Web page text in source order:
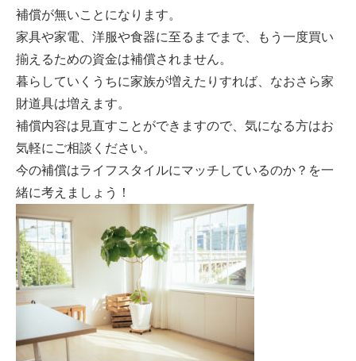
補償が無いことになります。
家具や家電、洋服や食器に至るまでまで、もう一度買い
揃えるための資金は補償されません。
暮らしていくうちに家族が増えたりすれば、なおさら家
財道具は増えます。
補償内容は見直すことができますので、気になる方はお
気軽にご相談ください。
今の補償はライフスタイルにマッチしているのか？を一
緒に考えましょう！